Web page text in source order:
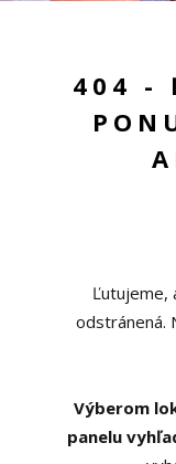
404 -
Ľutujeme,
odstránená.
Výberom
panelu